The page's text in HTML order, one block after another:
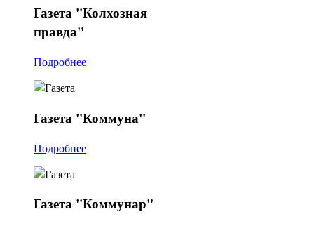
Газета "Колхозная
правда"
Подробнее
Газета "Коммуна"
Подробнее
Газета "Коммунар"